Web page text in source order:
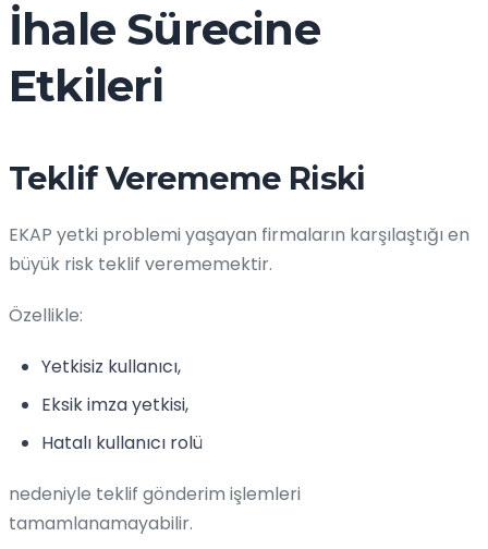
İhale Sürecine
Etkileri
Teklif Verememe Riski
EKAP yetki problemi yaşayan firmaların karşılaştığı en
büyük risk teklif verememektir.
Özellikle:
Yetkisiz kullanıcı,
Eksik imza yetkisi,
Hatalı kullanıcı rolü
nedeniyle teklif gönderim işlemleri
tamamlanamayabilir.